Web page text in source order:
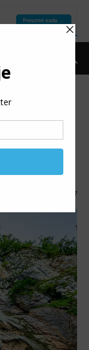
Dizdarevića.
607